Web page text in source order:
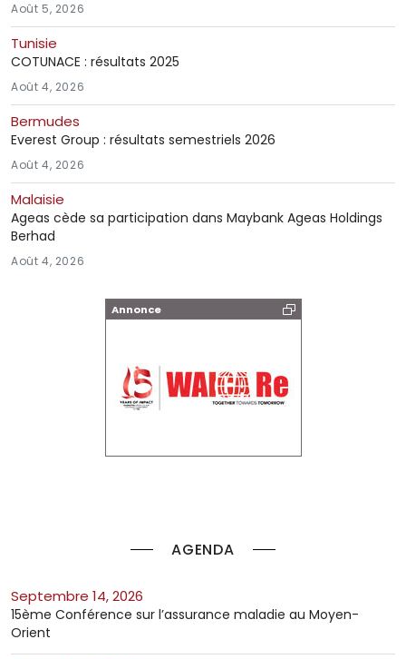
Annonce
AGENDA
septembre 14, 2026
15ème Conférence sur l’assurance maladie au Moyen-
Orient
Août 5, 2026
Tunisie
COTUNACE : résultats 2025
Août 4, 2026
Bermudes
Everest Group : résultats semestriels 2026
Août 4, 2026
Malaisie
Ageas cède sa participation dans Maybank Ageas Holdings
Berhad
Août 4, 2026